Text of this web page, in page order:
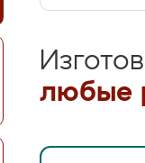
любые